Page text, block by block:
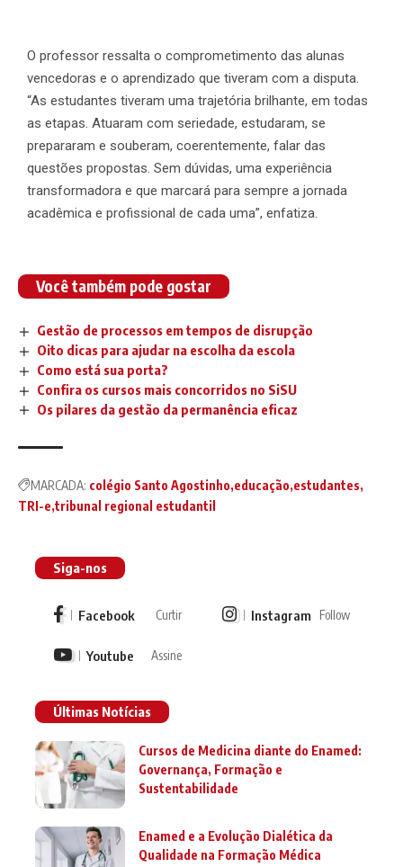
O professor ressalta o comprometimento das alunas
vencedoras e o aprendizado que tiveram com a disputa.
“As estudantes tiveram uma trajetória brilhante, em todas
as etapas. Atuaram com seriedade, estudaram, se
prepararam e souberam, coerentemente, falar das
questões propostas. Sem dúvidas, uma experiência
transformadora e que marcará para sempre a jornada
acadêmica e profissional de cada uma”, enfatiza.
Você também pode gostar
Gestão de processos em tempos de disrupção
Oito dicas para ajudar na escolha da escola
Como está sua porta?
Confira os cursos mais concorridos no SiSU
Os pilares da gestão da permanência eficaz
MARCADA: colégio Santo Agostinho educação estudantes
TRI-e tribunal regional estudantil
Siga-nos
Facebook Curtir Instagram Follow
Youtube Assine
Últimas Notícias
Cursos de Medicina diante do Enamed:
Governança, Formação e
Sustentabilidade
Enamed e a Evolução Dialética da
Qualidade na Formação Médica